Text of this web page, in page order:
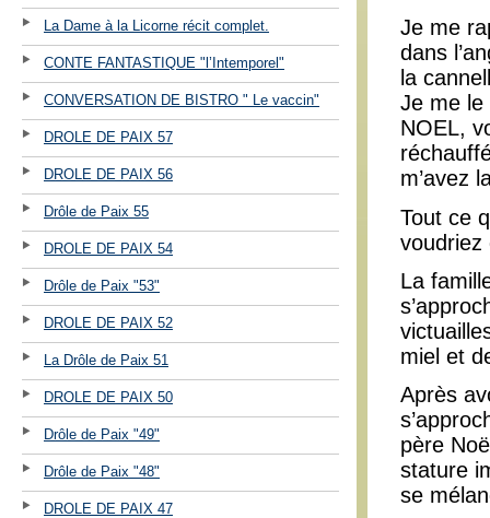
La Dame à la Licorne récit complet.
CONTE FANTASTIQUE "l’Intemporel"
CONVERSATION DE BISTRO " Le vaccin"
DROLE DE PAIX 57
DROLE DE PAIX 56
Drôle de Paix 55
DROLE DE PAIX 54
Drôle de Paix "53"
DROLE DE PAIX 52
La Drôle de Paix 51
DROLE DE PAIX 50
Drôle de Paix "49"
Drôle de Paix "48"
DROLE DE PAIX 47
Je me
dans
la
Je me le
NOEL,
m’avez
Tout ce
voudriez
La
miel et
Après
père
stature
se